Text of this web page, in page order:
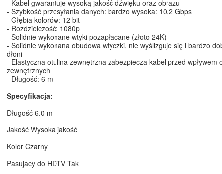
- Kabel gwarantuje wysoką jakość dźwięku oraz obrazu
- Szybkość przesyłania danych: bardzo wysoka: 10,2 Gbps
- Głębia kolorów: 12 bit
- Rozdzielczość: 1080p
- Solidnie wykonane wtyki pozapłacane (złoto 24K)
- Solidnie wykonana obudowa wtyczki, nie wyślizguje się i bardzo
dłoni
- Elastyczna otulina zewnętrzna zabezpiecza kabel przed wpływem
zewnętrznych
- Długość: 6 m
Specyfikacja:
Długość 6,0 m
Jakość Wysoka jakość
Kolor Czarny
Pasujacy do HDTV Tak